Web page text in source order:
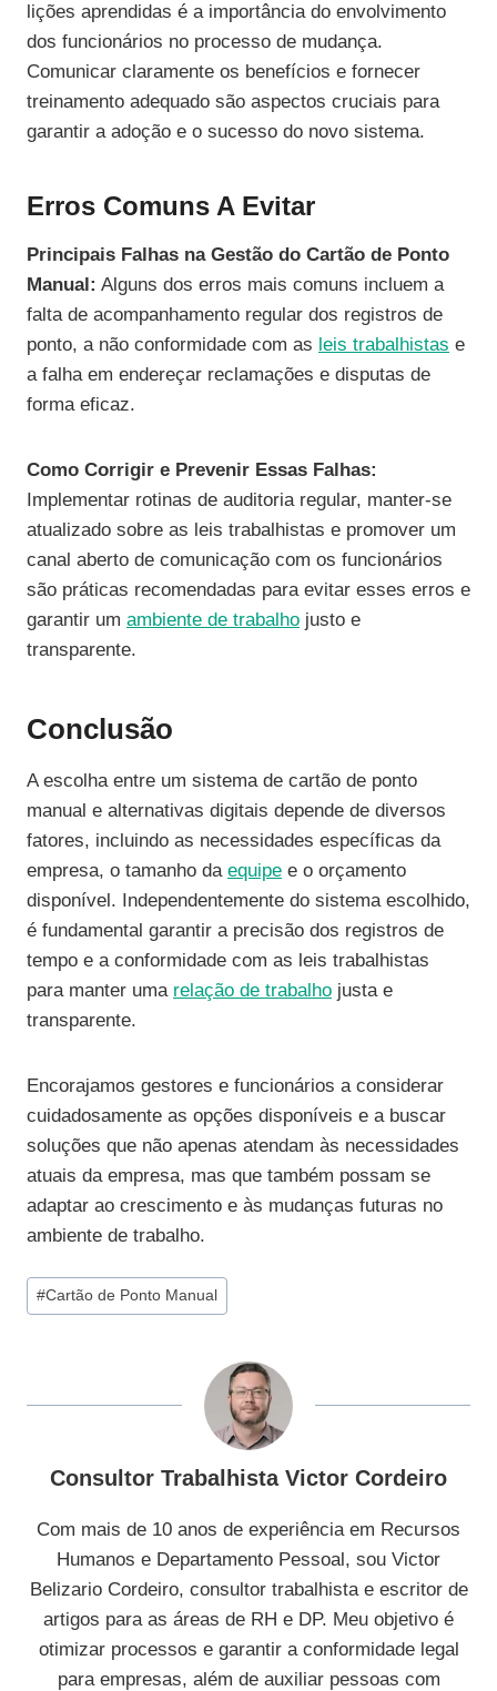
lições aprendidas é a importância do envolvimento
dos funcionários no processo de mudança.
Comunicar claramente os benefícios e fornecer
treinamento adequado são aspectos cruciais para
garantir a adoção e o sucesso do novo sistema.
Erros Comuns A Evitar
Principais Falhas na Gestão do Cartão de Ponto
Manual: Alguns dos erros mais comuns incluem a
falta de acompanhamento regular dos registros de
ponto, a não conformidade com as leis trabalhistas e
a falha em endereçar reclamações e disputas de
forma eficaz.
Como Corrigir e Prevenir Essas Falhas:
Implementar rotinas de auditoria regular, manter-se
atualizado sobre as leis trabalhistas e promover um
canal aberto de comunicação com os funcionários
são práticas recomendadas para evitar esses erros e
garantir um ambiente de trabalho justo e
transparente.
Conclusão
A escolha entre um sistema de cartão de ponto
manual e alternativas digitais depende de diversos
fatores, incluindo as necessidades específicas da
empresa, o tamanho da equipe e o orçamento
disponível. Independentemente do sistema escolhido,
é fundamental garantir a precisão dos registros de
tempo e a conformidade com as leis trabalhistas
para manter uma relação de trabalho justa e
transparente.
Encorajamos gestores e funcionários a considerar
cuidadosamente as opções disponíveis e a buscar
soluções que não apenas atendam às necessidades
atuais da empresa, mas que também possam se
adaptar ao crescimento e às mudanças futuras no
ambiente de trabalho.
Tags
do
#Cartão de Ponto Manual
Consultor Trabalhista Victor Cordeiro
Com mais de 10 anos de experiência em Recursos
Humanos e Departamento Pessoal, sou Victor
Belizario Cordeiro, consultor trabalhista e escritor de
artigos para as áreas de RH e DP. Meu objetivo é
otimizar processos e garantir a conformidade legal
para empresas, além de auxiliar pessoas com